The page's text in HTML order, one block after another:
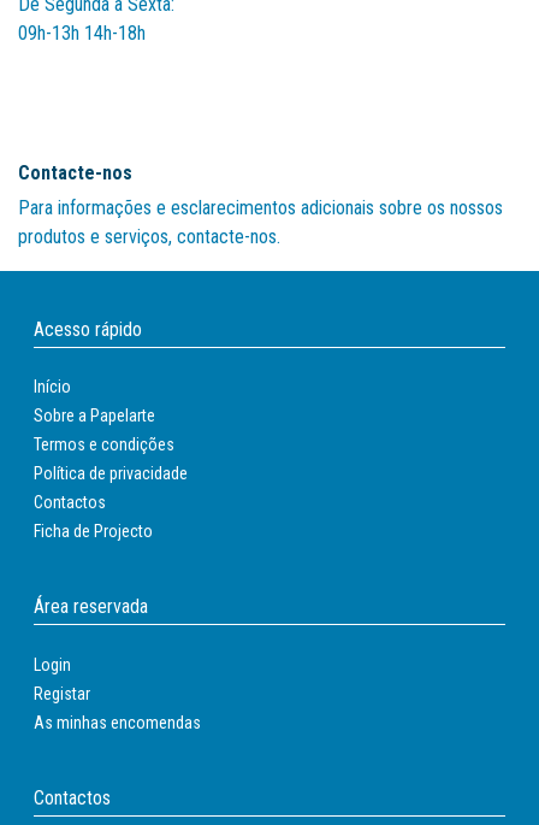
09h-13h 14h-18h
Contacte-nos
Para informações e esclarecimentos adicionais sobre os nossos
produtos e serviços, contacte-nos.
Acesso rápido
Início
Sobre a Papelarte
Termos e condições
Política de privacidade
Contactos
Ficha de Projecto
Área reservada
Login
Registar
As minhas encomendas
Contactos